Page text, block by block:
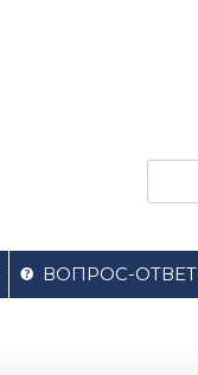
ВОПРОС-ОТВЕТ